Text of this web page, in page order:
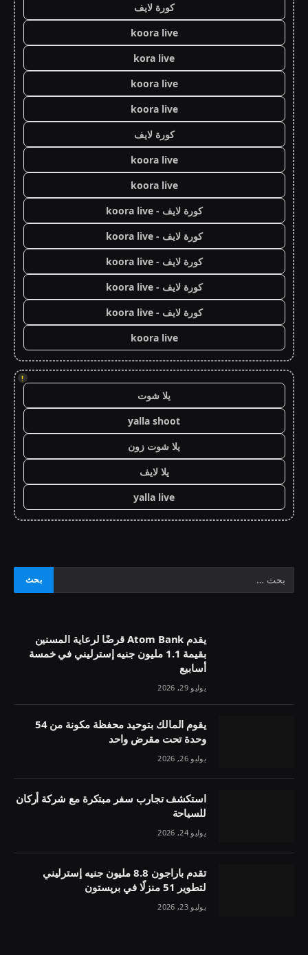
كورة لايف
koora live
kora live
koora live
koora live
كورة لايف
koora live
koora live
كورة لايف - koora live
كورة لايف - koora live
كورة لايف - koora live
كورة لايف - koora live
كورة لايف - koora live
koora live
!
يلا شوت
yalla shoot
يلا شوت زون
يلا لايف
yalla live
يقدم Atom Bank قرضًا لرعاية المسنين
بقيمة 1.1 مليون جنيه إسترليني في خمسة
أسابيع
يوليو 29, 2026
يقوم المالك بتوحيد محفظة مكونة من 54
وحدة تحت مقرض واحد
يوليو 26, 2026
استكشف تجارب سفر مبتكرة مع شركة أركان
للسياحة
يوليو 24, 2026
تقدم باراجون 8.8 مليون جنيه إسترليني
لتطوير 51 منزلًا في بريستون
يوليو 23, 2026